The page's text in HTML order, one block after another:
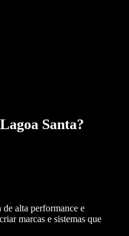
Lagoa Santa?
alta performance e
marcas e sistemas que